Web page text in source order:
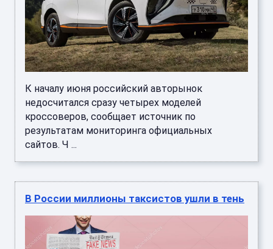
К началу июня российский авторынок
недосчитался сразу четырех моделей
кроссоверов, сообщает источник по
результатам мониторинга официальных
сайтов. Ч ...
В России миллионы таксистов ушли в тень